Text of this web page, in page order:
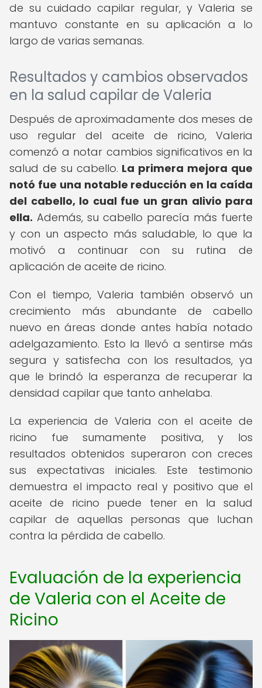
de su cuidado capilar regular, y Valeria se
mantuvo constante en su aplicación a lo
largo de varias semanas.
Resultados y cambios observados
en la salud capilar de Valeria
Después de aproximadamente dos meses de
uso regular del aceite de ricino, Valeria
comenzó a notar cambios significativos en la
salud de su cabello. La primera mejora que
notó fue una notable reducción en la caída
del cabello, lo cual fue un gran alivio para
ella. Además, su cabello parecía más fuerte
y con un aspecto más saludable, lo que la
motivó a continuar con su rutina de
aplicación de aceite de ricino.
Con el tiempo, Valeria también observó un
crecimiento más abundante de cabello
nuevo en áreas donde antes había notado
adelgazamiento. Esto la llevó a sentirse más
segura y satisfecha con los resultados, ya
que le brindó la esperanza de recuperar la
densidad capilar que tanto anhelaba.
La experiencia de Valeria con el aceite de
ricino fue sumamente positiva, y los
resultados obtenidos superaron con creces
sus expectativas iniciales. Este testimonio
demuestra el impacto real y positivo que el
aceite de ricino puede tener en la salud
capilar de aquellas personas que luchan
contra la pérdida de cabello.
Evaluación de la experiencia
de Valeria con el Aceite de
Ricino